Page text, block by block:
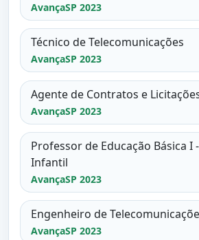
AvançaSP 2023
Técnico de Telecomunicações
AvançaSP 2023
Agente de Contratos e
AvançaSP 2023
Professor de Educação Básica I
Infantil
AvançaSP 2023
Engenheiro de
AvançaSP 2023